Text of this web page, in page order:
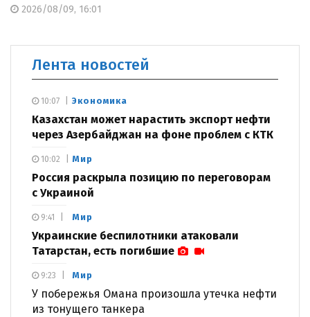
2026/08/09, 16:01
Лента новостей
Экономика
Казахстан может нарастить экспорт нефти
через Азербайджан на фоне проблем с КТК
10:07
Мир
Россия раскрыла позицию по переговорам
с Украиной
10:02
Мир
Украинские беспилотники атаковали
Татарстан, есть погибшие
9:41
Мир
У побережья Омана произошла утечка нефти
из тонущего танкера
9:23